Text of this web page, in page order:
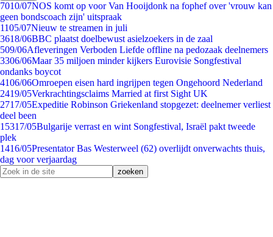
7010/07NOS komt op voor Van Hooijdonk na fophef over 'vrouw kan
geen bondscoach zijn' uitspraak
1105/07Nieuw te streamen in juli
3618/06BBC plaatst doelbewust asielzoekers in de zaal
509/06Afleveringen Verboden Liefde offline na pedozaak deelnemers
3306/06Maar 35 miljoen minder kijkers Eurovisie Songfestival
ondanks boycot
4106/06Omroepen eisen hard ingrijpen tegen Ongehoord Nederland
2419/05Verkrachtingsclaims Married at first Sight UK
2717/05Expeditie Robinson Griekenland stopgezet: deelnemer verliest
deel been
15317/05Bulgarije verrast en wint Songfestival, Israël pakt tweede
plek
1416/05Presentator Bas Westerweel (62) overlijdt onverwachts thuis,
dag voor verjaardag